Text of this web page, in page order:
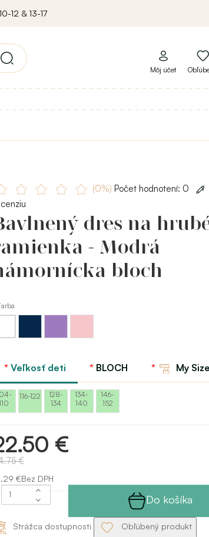
12 & 13-17
Môj účet
(0%) Počet hodnotení: 0
dres na
- Modrá
bloch
bloch
Veľkosť deti BLOCH My Size
116-122
128-
134
134-
140
146-
152
€
€
€Bez DPH
Do košíka
Strážca dostupnosti Obľúbený produkt